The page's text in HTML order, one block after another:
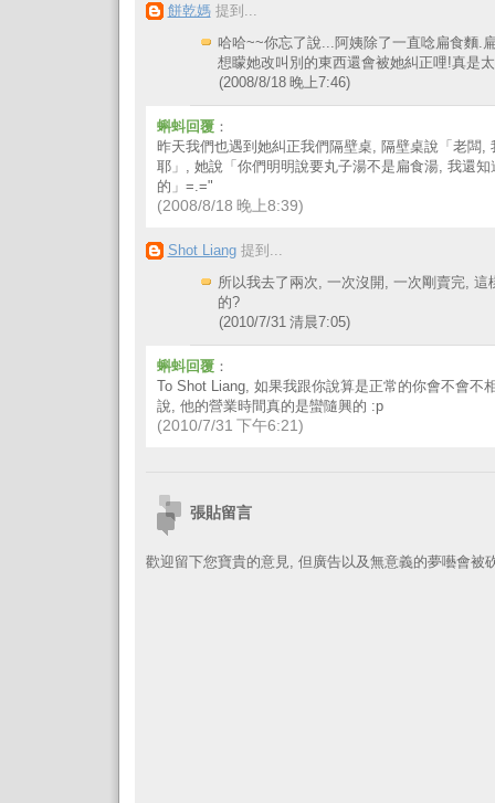
餅乾媽提到...
哈哈~~你忘了說...阿姨除了一直唸扁食麵.
想矇她改叫別的東西還會被她糾正哩!真是
(2008/8/18 晚上7:46)
蝌蚪回覆：
昨天我們也遇到她糾正我們隔壁桌, 隔壁桌說「老闆,
耶」, 她說「你們明明說要丸子湯不是扁食湯, 我還知
的」=.="
(2008/8/18 晚上8:39)
Shot Liang提到...
所以我去了兩次, 一次沒開, 一次剛賣完, 這
的?
(2010/7/31 清晨7:05)
蝌蚪回覆：
To Shot Liang, 如果我跟你說算是正常的你會不會不
說, 他的營業時間真的是蠻隨興的 :p
(2010/7/31 下午6:21)
張貼留言
歡迎留下您寶貴的意見, 但廣告以及無意義的夢囈會被